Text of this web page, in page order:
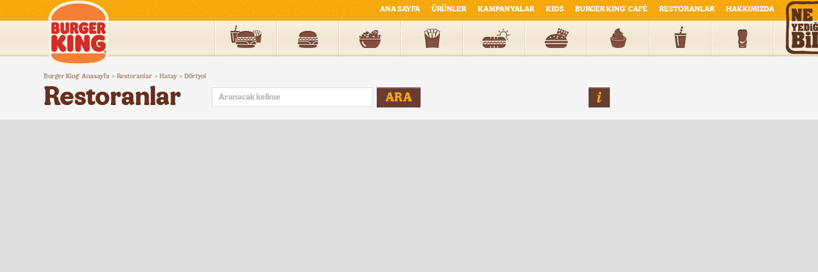
Burger
King®
Türkiye
ANA SAYFA ÜRÜNLER KAMPANYALAR KIDS BURGER KING® CAFÉ RESTORANLAR HAKKIMIZDA
Burger King® Anasayfa > Restoranlar > Hatay > Dörtyol
Restoranlar ARA